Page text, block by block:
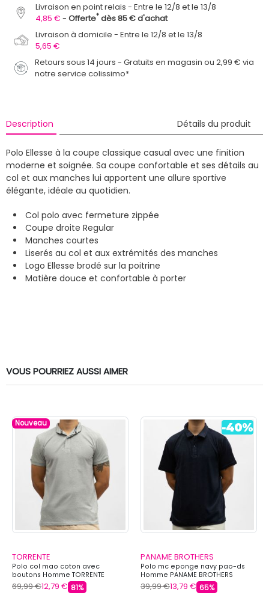
Livraison en point relais
Entre le 12/8 et le 13/8
4,85 €
Offerte* dès 85 € d'achat
Livraison à domicile
Entre le 12/8 et le 13/8
5,65 €
Retours sous 14 jours - Gratuits en magasin ou 2,99 € via
notre service colissimo*
Description Détails du produit
Polo Ellesse à la coupe classique casual avec une finition
moderne et soignée. Sa coupe confortable et ses détails au
col et aux manches lui apportent une allure sportive
élégante, idéale au quotidien.
Col polo avec fermeture zippée
Coupe droite Regular
Manches courtes
Liserés au col et aux extrémités des manches
Logo Ellesse brodé sur la poitrine
Matière douce et confortable à porter
VOUS POURRIEZ AUSSI AIMER
Nouveau
TORRENTE
Polo col mao coton avec
boutons Homme TORRENTE
69,99 €12,79 € 81%
PANAME BROTHERS
Polo mc eponge navy pao-ds
Homme PANAME BROTHERS
39,99 €13,79 € 65%